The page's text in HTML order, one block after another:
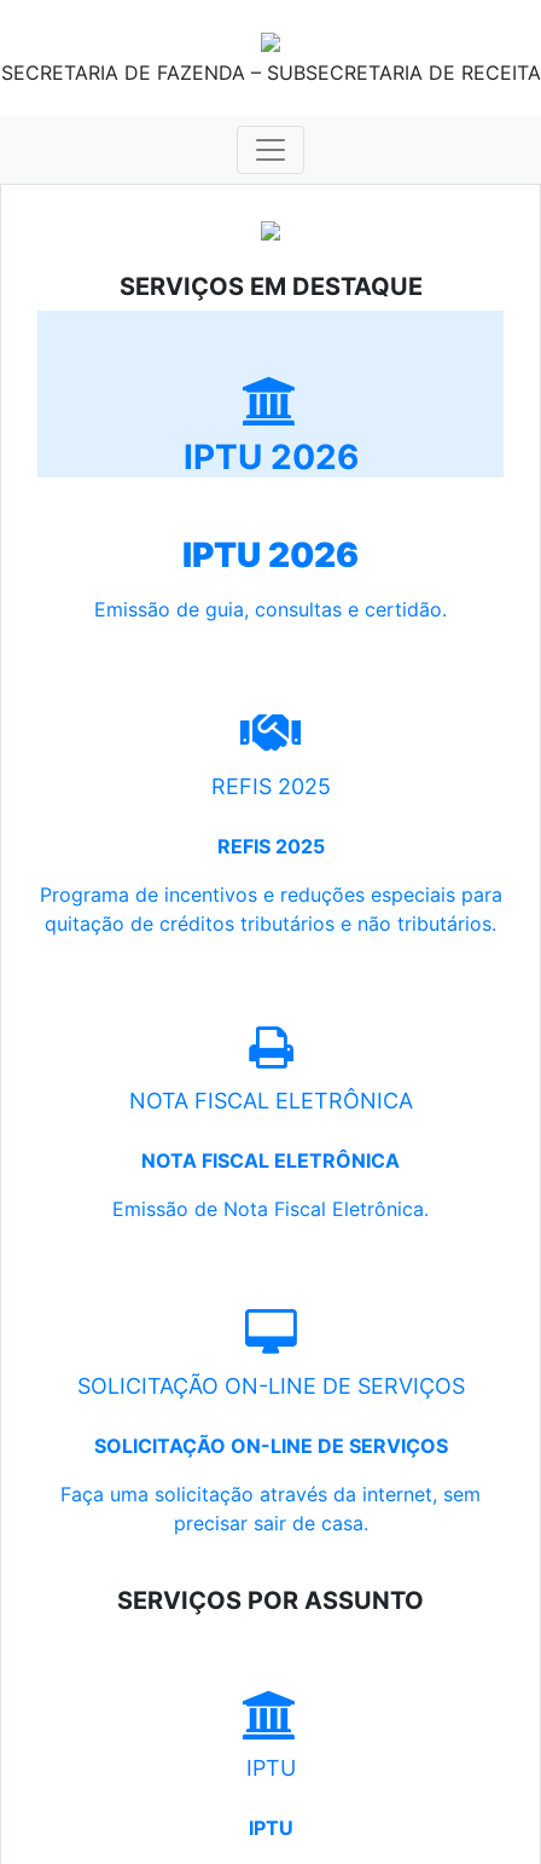
SECRETARIA DE FAZENDA – SUBSECRETARIA DE RECEITA
SERVIÇOS EM DESTAQUE
IPTU 2026
IPTU 2026
Emissão de guia, consultas e certidão.
REFIS 2025
REFIS 2025
Programa de incentivos e reduções especiais para
quitação de créditos tributários e não tributários.
NOTA FISCAL ELETRÔNICA
NOTA FISCAL ELETRÔNICA
Emissão de Nota Fiscal Eletrônica.
SOLICITAÇÃO ON-LINE DE SERVIÇOS
SOLICITAÇÃO ON-LINE DE SERVIÇOS
Faça uma solicitação através da internet, sem
precisar sair de casa.
SERVIÇOS POR ASSUNTO
IPTU
IPTU